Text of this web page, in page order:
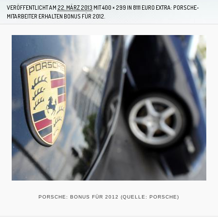
VERÖFFENTLICHT AM 22. MÄRZ 2013 MIT400 × 299 IN 8111 EURO EXTRA: PORSCHE-
MITARBEITER ERHALTEN BONUS FÜR 2012.
PORSCHE: BONUS FÜR 2012 (QUELLE: PORSCHE)